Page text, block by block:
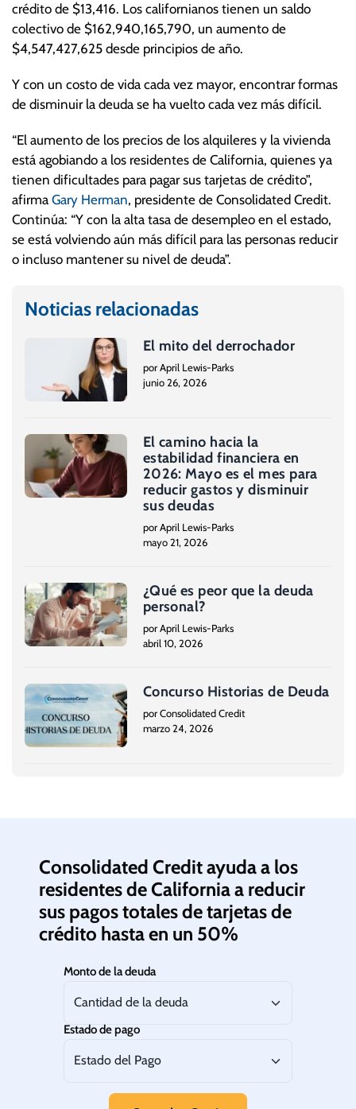
crédito de $13,416. Los californianos tienen un saldo
colectivo de $162,940,165,790, un aumento de
$4,547,427,625 desde principios de año.
Y con un costo de vida cada vez mayor, encontrar formas
de disminuir la deuda se ha vuelto cada vez más difícil.
“El aumento de los precios de los alquileres y la vivienda
está agobiando a los residentes de California, quienes ya
tienen dificultades para pagar sus tarjetas de crédito”,
afirma Gary Herman, presidente de Consolidated Credit.
Continúa: “Y con la alta tasa de desempleo en el estado,
se está volviendo aún más difícil para las personas reducir
o incluso mantener su nivel de deuda”.
Noticias relacionadas
El mito del derrochador
por April Lewis-Parks
junio 26, 2026
El camino hacia la
estabilidad financiera en
2026: Mayo es el mes para
reducir gastos y disminuir
sus deudas
por April Lewis-Parks
mayo 21, 2026
¿Qué es peor que la deuda
personal?
por April Lewis-Parks
abril 10, 2026
Concurso Historias de Deuda
por Consolidated Credit
marzo 24, 2026
Consolidated Credit ayuda a los
residentes de California a reducir
sus pagos totales de tarjetas de
crédito hasta en un 50%
Monto de la deuda
Estado de pago